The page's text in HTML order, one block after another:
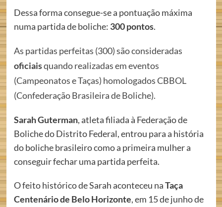
Dessa forma consegue-se a pontuação máxima
numa partida de boliche: 300 pontos.
As partidas perfeitas (300) são consideradas
oficiaisquando realizadas em eventos
(Campeonatos e Taças) homologados CBBOL
(Confederação Brasileira de Boliche).
Sarah Guterman, atleta filiada à Federação de
Boliche do Distrito Federal, entrou para a história
do boliche brasileiro como a primeira mulher a
conseguir fechar uma partida perfeita.
O feito histórico de Sarah aconteceu naTaça
Centenário de Belo Horizonte, em 15 de junho de